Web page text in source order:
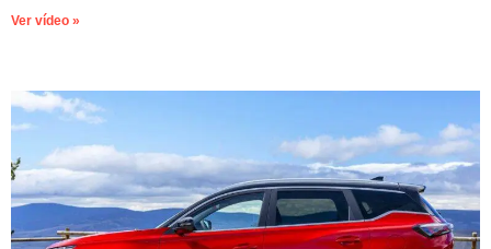
Ver vídeo »